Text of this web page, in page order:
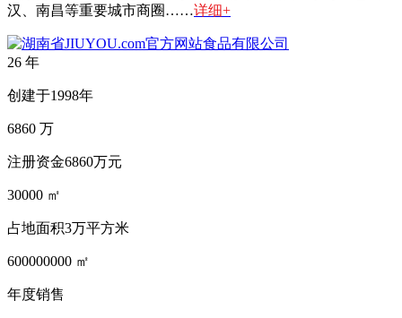
汉、南昌等重要城市商圈……详细+
26 年
创建于1998年
6860 万
注册资金6860万元
30000 ㎡
占地面积3万平方米
600000000 ㎡
年度销售